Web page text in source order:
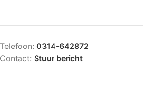
Telefoon: 0314-642872
Contact: Stuur bericht